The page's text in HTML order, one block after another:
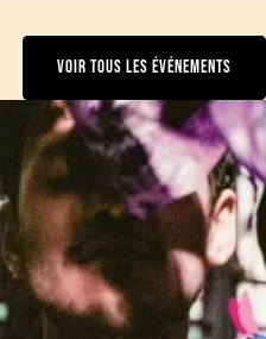
VOIR TOUS LES ÉVÉNEMENTS